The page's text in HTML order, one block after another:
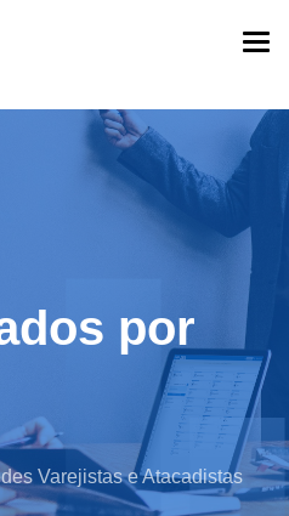
por
Varejistas e Atacadistas